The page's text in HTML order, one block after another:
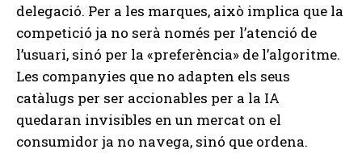
delegació. Per a les marques, això implica que la
competició ja no serà només per l’atenció de
l’usuari, sinó per la «preferència» de l’algoritme.
Les companyies que no adapten els seus
catàlugs per ser accionables per a la IA
quedaran invisibles en un mercat on el
consumidor ja no navega, sinó que ordena.